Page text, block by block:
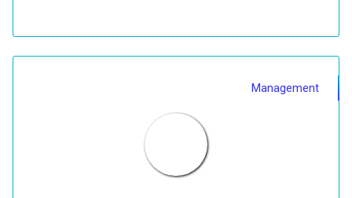
Management